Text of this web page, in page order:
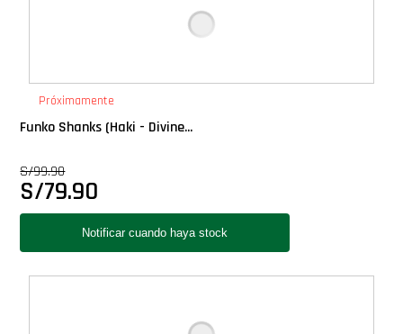
Próximamente
Funko Shanks (Haki - Divine...
S/99.90
S/79.90